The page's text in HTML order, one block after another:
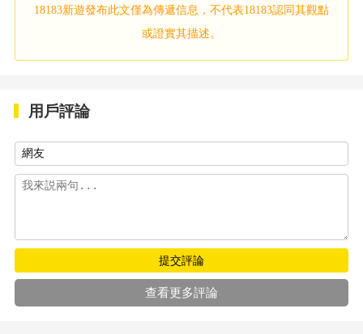
18183新遊發布此文僅為傳遞信息，不代表18183認同其觀點
或證實其描述。
用戶評論
提交評論
查看更多評論